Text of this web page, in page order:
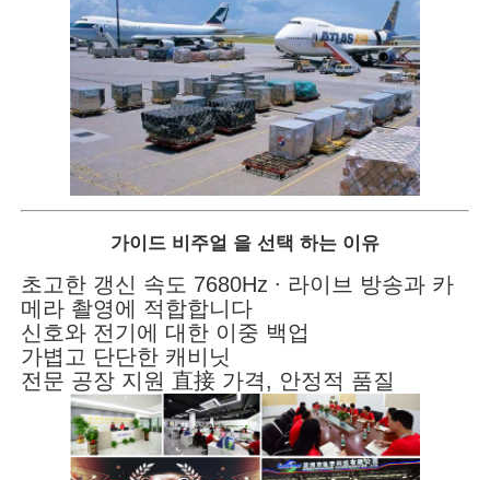
가이드 비주얼 을 선택 하는 이유
초고한 갱신 속도 7680Hz ∙ 라이브 방송과 카
메라 촬영에 적합합니다
신호와 전기에 대한 이중 백업
가볍고 단단한 캐비닛
전문 공장 지원 直接 가격, 안정적 품질